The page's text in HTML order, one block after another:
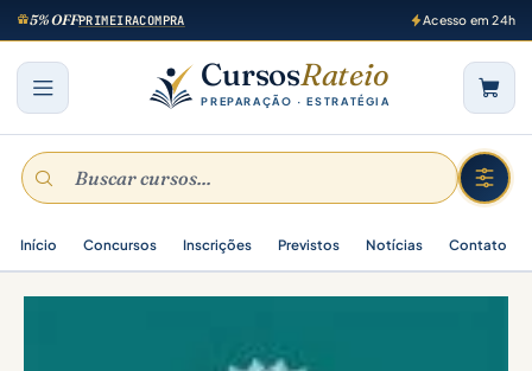
5% OFFPRIMEIRACOMPRA Acesso em 24h
CursosRateio
PREPARAÇÃO · ESTRATÉGIA
Início Concursos Inscrições Previstos Notícias Contato